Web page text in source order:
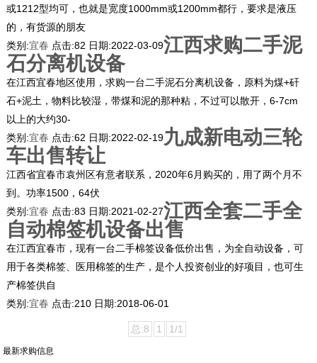
或1212型均可，也就是宽度1000mm或1200mm都行，要求是液压
的，有货源的朋友
类别:宜春 点击:82 日期:2022-03-09江西求购二手泥
石分离机设备
在江西宜春地区使用，求购一台二手泥石分离机设备，原料为煤+矸
石+泥土，物料比较湿，带煤和泥的那种粘，不过可以散开，6-7cm
以上的大约30-
类别:宜春 点击:62 日期:2022-02-19九成新电动三轮
车出售转让
江西省宜春市袁州区有意者联系，2020年6月购买的，用了两个月不
到。功率1500，64伏
类别:宜春 点击:83 日期:2021-02-27江西全套二手全
自动棉签机设备出售
在江西宜春市，现有一台二手棉签设备低价出售，为全自动设备，可
用于各类棉签、医用棉签的生产，是个人投资创业的好项目，也可生
产棉签供自
类别:宜春 点击:210 日期:2018-06-01
总:8 1 1/1
最新求购信息